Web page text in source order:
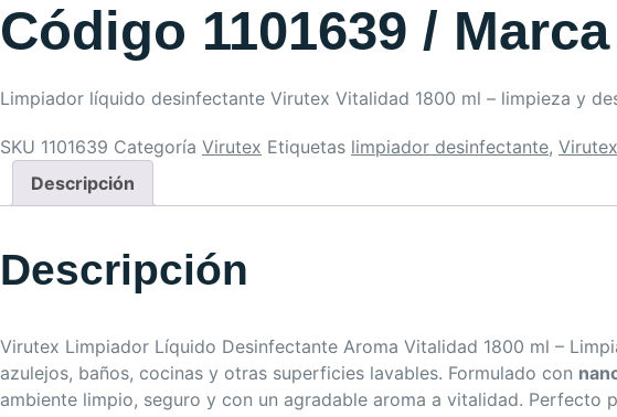
Código 1101639 /
Limpiador líquido desinfectante Virutex Vitalidad 1800 ml – limpieza y
SKU 1101639 Categoría Virutex Etiquetas limpiador desinfectante, Virutex
Descripción
Descripción
Virutex Limpiador Líquido Desinfectante Aroma Vitalidad 1800 ml –
azulejos, baños, cocinas y otras superficies lavables. Formulado con
ambiente limpio, seguro y con un agradable aroma a vitalidad.